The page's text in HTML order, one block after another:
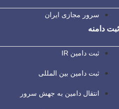
سرور مجازی ایران
ثبت دامنه
ثبت دامین IR
ثبت دامین بین المللی
انتقال دامین به جهش سرور